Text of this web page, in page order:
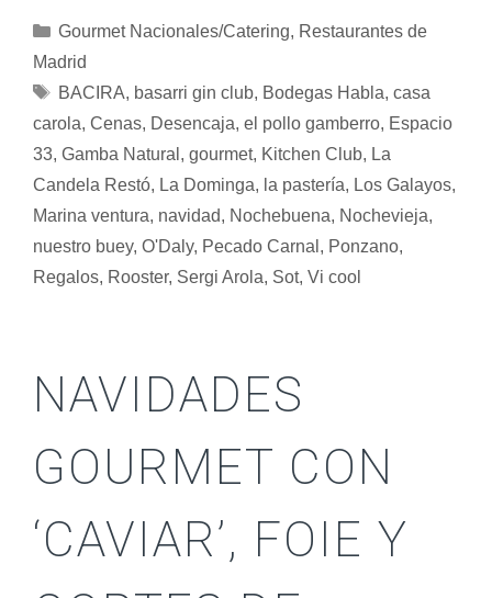
Gourmet Nacionales/Catering, Restaurantes de
Madrid
BACIRA, basarri gin club, Bodegas Habla, casa
carola, Cenas, Desencaja, el pollo gamberro, Espacio
33, Gamba Natural , gourmet, Kitchen Club, La
Candela Restó, La Dominga, la pastería, Los Galayos,
Marina ventura, navidad, Nochebuena, Nochevieja,
nuestro buey, O'Daly, Pecado Carnal , Ponzano,
Regalos, Rooster, Sergi Arola, Sot, Vi cool
NAVIDADES
GOURMET CON
‘CAVIAR’, FOIE Y